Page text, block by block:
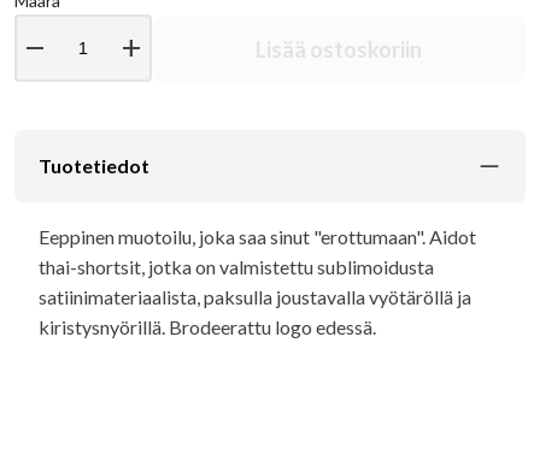
remove add Lisää ostoskoriin
Tuotetiedot
Eeppinen muotoilu, joka saa sinut "erottumaan". Aidot
thai-shortsit, jotka on valmistettu sublimoidusta
satiinimateriaalista, paksulla joustavalla vyötäröllä ja
kiristysnyörillä. Brodeerattu logo edessä.